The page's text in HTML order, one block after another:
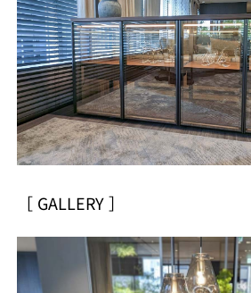
［ GALLERY ］